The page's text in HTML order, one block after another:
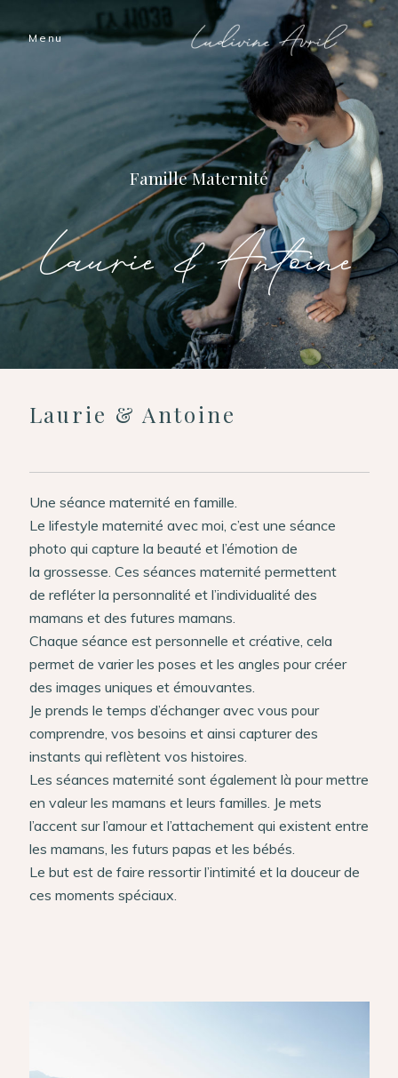
Menu
FamilleMaternité
Laurie & Antoine
Laurie & Antoine
Une séance maternité en famille.
Le lifestyle maternité avec moi, c’est une séance
photo qui capture la beauté et l’émotion de
la grossesse. Ces séances maternité permettent
de refléter la personnalité et l’individualité des
mamans et des futures mamans.
Chaque séance est personnelle et créative, cela
permet de varier les poses et les angles pour créer
des images uniques et émouvantes.
Je prends le temps d’échanger avec vous pour
comprendre, vos besoins et ainsi capturer des
instants qui reflètent vos histoires.
Les séances maternité sont également là pour mettre
en valeur les mamans et leurs familles. Je mets
l’accent sur l’amour et l’attachement qui existent entre
les mamans, les futurs papas et les bébés.
Le but est de faire ressortir l’intimité et la douceur de
ces moments spéciaux.
Accueil
Les histoires
Ludivine
Nous
Prestations